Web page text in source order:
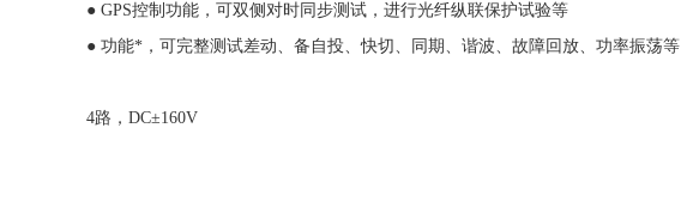
● GPS控制功能，可双侧对时同步测试，进行光纤纵联保护试验等
● 功能*，可完整测试差动、备自投、快切、同期、谐波、故障回放、功率振荡等
4路，DC±160V